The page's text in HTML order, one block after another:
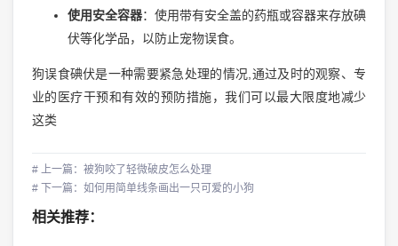
使用安全容器：使用带有安全盖的药瓶或容器来存放碘
伏等化学品，以防止宠物误食。
狗误食碘伏是一种需要紧急处理的情况,通过及时的观察、专
业的医疗干预和有效的预防措施，我们可以最大限度地减少
这类
# 上一篇：被狗咬了轻微破皮怎么处理
# 下一篇：如何用简单线条画出一只可爱的小狗
相关推荐：